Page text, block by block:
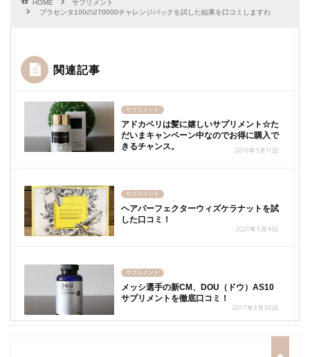
HOME
サプリメント
プラセンタ100の270000チャレンジパックを試した結果を口コミしますわ
関連記事
サプリメント
アドカペリは髪に嬉しいサプリメント☆た
だいまキャンペーン中なのでお得に購入で
きるチャンス。
2016年3月11日
サプリメント
ヘアパーフェクターウィズケラナットを試
した口コミ！
2021年5月4日
サプリメント
メッシ選手の新CM、DOU（ドウ）AS10
サプリメントを徹底口コミ！
2017年9月20日